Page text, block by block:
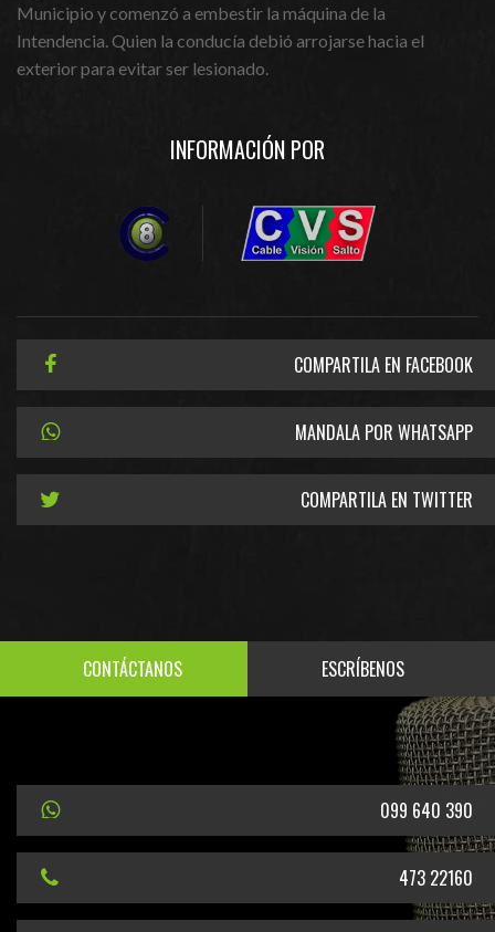
Municipio y comenzó a embestir la máquina de la
Intendencia. Quien la conducía debió arrojarse hacia el
exterior para evitar ser lesionado.
INFORMACIÓN POR
COMPARTILA EN FACEBOOK
MANDALA POR WHATSAPP
COMPARTILA EN TWITTER
CONTÁCTANOS ESCRÍBENOS
099 640 390
473 22160